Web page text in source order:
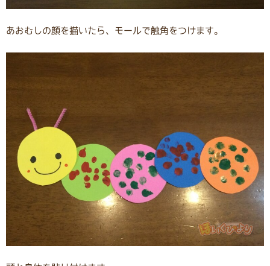
あおむしの顔を描いたら、モールで触角をつけます。